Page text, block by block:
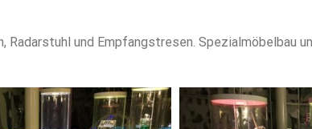
Radarstuhl und Empfangstresen. Spezialmöbelbau